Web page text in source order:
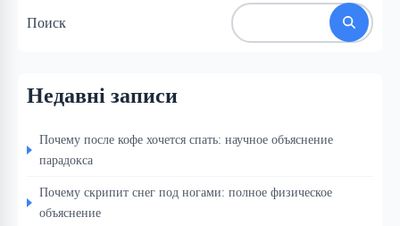
Поиск
Недавні записи
Почему после кофе хочется спать: научное объяснение
парадокса
Почему скрипит снег под ногами: полное физическое
объяснение